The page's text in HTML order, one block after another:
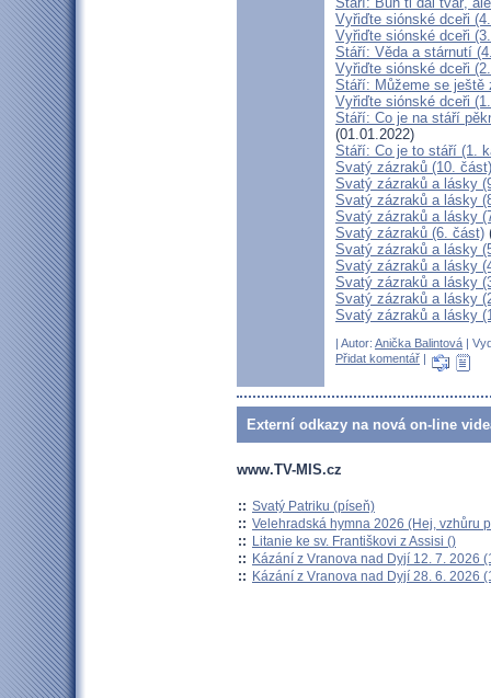
Vyřiďte siónské dceři
Vyřiďte siónské dceři
Stáří: Věda a stárnutí
Vyřiďte siónské dceři
Stáří: Můžeme se ještě
Vyřiďte siónské dceři
Stáří: Co je na stáří
(01.01.2022)
Stáří: Co je to stáří (1.
Svatý zázraků (10. část)
Svatý zázraků a lásky
Svatý zázraků a lásky
Svatý zázraků a lásky
Svatý zázraků (6. část)
Svatý zázraků a lásky
Svatý zázraků a lásky
Svatý zázraků a lásky
Svatý zázraků a lásky
Svatý zázraků a lásky
| Autor: Anička Balintová |
Přidat komentář |
Externí odkazy na nová on-line
www.TV-MIS.cz
:: Svatý Patriku (píseň)
:: Velehradská hymna 2026 (Hej, vzhůru
:: Litanie ke sv. Františkovi z Assisi ()
:: Kázání z Vranova nad Dyjí 12. 7. 2026
:: Kázání z Vranova nad Dyjí 28. 6. 2026